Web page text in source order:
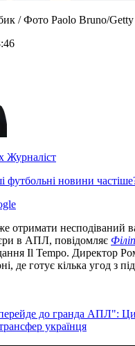
/ Фото Paolo Bruno/Getty
Журналіст
футбольні новини
отримати несподіваний
в АПЛ, повідомляє
Il Tempo. Директор
де готує кілька угод з
до гранда АПЛ":
українця